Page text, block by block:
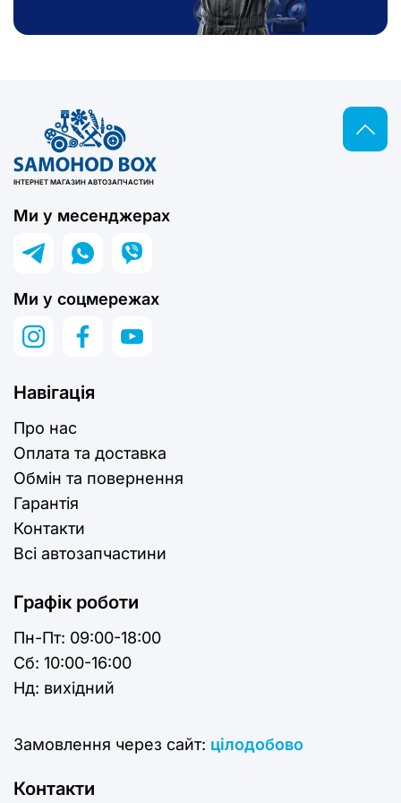
ІНТЕРНЕТ МАГАЗИН АВТОЗАПЧАСТИН
Ми у месенджерах
Ми у соцмережах
Навігація
Про нас
Оплата та доставка
Обмін та повернення
Гарантія
Контакти
Всі автозапчастини
Графік роботи
Пн-Пт: 09:00-18:00
Cб: 10:00-16:00
Нд: вихідний
Замовлення через сайт: цілодобово
Контакти